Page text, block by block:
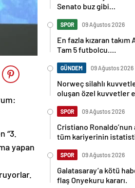
“3.
yapan
Senato buz gibi…
SPOR 09 Ağustos 2026
En fazla kızaran
Tam 5 futbolcu….
GÜNDEM 09 Ağustos 2026
Norweç silahlı
oluşan özel kuvvetler
SPOR 09 Ağustos 2026
Cristiano Ronaldo’nun
tüm kariyerinin
SPOR 09 Ağustos 2026
Galatasaray’a kötü
flaş Onyekuru kararı.